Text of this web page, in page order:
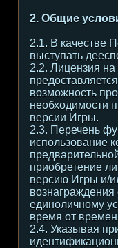
2. Общие
2.1. В качестве
выступать
2.2. Лицензия
возможность
необходимости
версии Игры.
2.3. Перечень
использование
приобретение
версию Игры и/
вознаграждения
единоличному
время от
2.4. Указывая